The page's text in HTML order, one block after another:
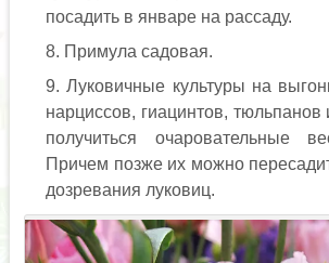
посадить в январе на рассаду.
Примула садовая.
Луковичные культуры на
нарциссов, гиацинтов, тюльпанов
получиться очаровательные
Причем позже их можно
дозревания луковиц.